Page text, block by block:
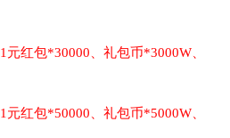
1元红包*30000、礼包币*3000W、
1元红包*50000、礼包币*5000W、